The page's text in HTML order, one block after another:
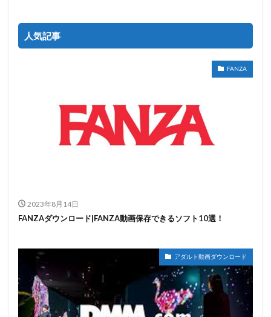
人気記事
FANZA
2023年8月14日
FANZAダウンロード|FANZA動画保存できるソフト10選！
アダルト動画ダウンロード